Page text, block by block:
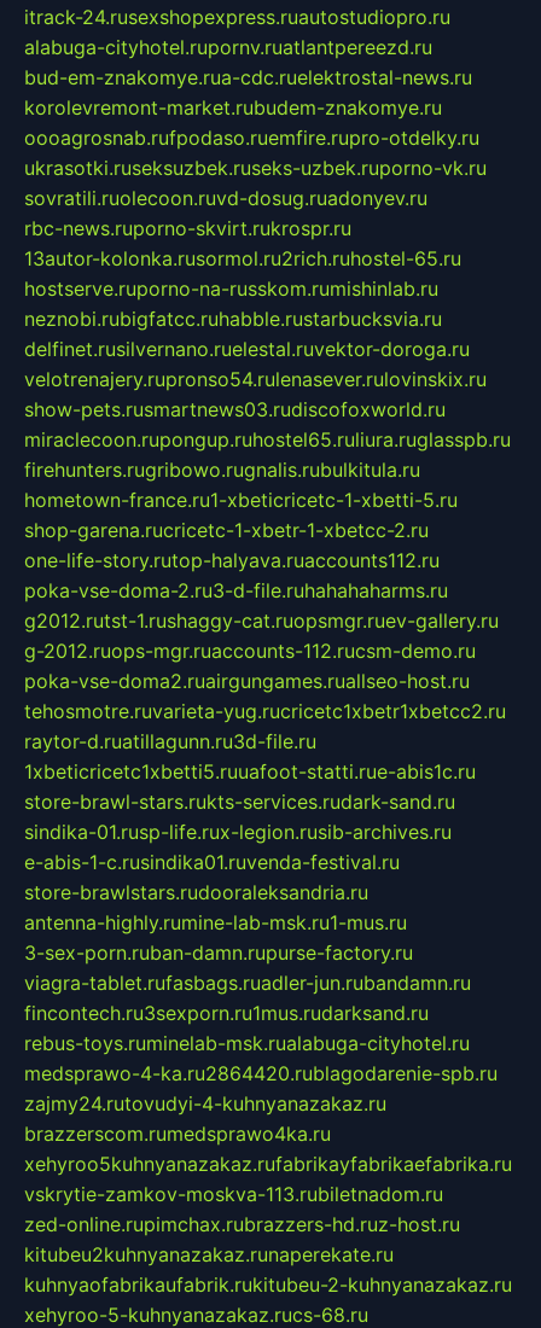
itrack-24.rusexshopexpress.ruautostudiopro.ru
alabuga-cityhotel.rupornv.ruatlantpereezd.ru
bud-em-znakomye.rua-cdc.ruelektrostal-news.ru
korolevremont-market.rubudem-znakomye.ru
oooagrosnab.rufpodaso.ruemfire.rupro-otdelky.ru
ukrasotki.ruseksuzbek.ruseks-uzbek.ruporno-vk.ru
sovratili.ruolecoon.ruvd-dosug.ruadonyev.ru
rbc-news.ruporno-skvirt.rukrospr.ru
13autor-kolonka.rusormol.ru2rich.ruhostel-65.ru
hostserve.ruporno-na-russkom.rumishinlab.ru
neznobi.rubigfatcc.ruhabble.rustarbucksvia.ru
delfinet.rusilvernano.ruelestal.ruvektor-doroga.ru
velotrenajery.rupronso54.rulenasever.rulovinskix.ru
show-pets.rusmartnews03.rudiscofoxworld.ru
miraclecoon.rupongup.ruhostel65.ruliura.ruglasspb.ru
firehunters.rugribowo.rugnalis.rubulkitula.ru
hometown-france.ru1-xbeticricetc-1-xbetti-5.ru
shop-garena.rucricetc-1-xbetr-1-xbetcc-2.ru
one-life-story.rutop-halyava.ruaccounts112.ru
poka-vse-doma-2.ru3-d-file.ruhahahaharms.ru
g2012.rutst-1.rushaggy-cat.ruopsmgr.ruev-gallery.ru
g-2012.ruops-mgr.ruaccounts-112.rucsm-demo.ru
poka-vse-doma2.ruairgungames.ruallseo-host.ru
tehosmotre.ruvarieta-yug.rucricetc1xbetr1xbetcc2.ru
raytor-d.ruatillagunn.ru3d-file.ru
1xbeticricetc1xbetti5.ruuafoot-statti.rue-abis1c.ru
store-brawl-stars.rukts-services.rudark-sand.ru
sindika-01.rusp-life.rux-legion.rusib-archives.ru
e-abis-1-c.rusindika01.ruvenda-festival.ru
store-brawlstars.rudooraleksandria.ru
antenna-highly.rumine-lab-msk.ru1-mus.ru
3-sex-porn.ruban-damn.rupurse-factory.ru
viagra-tablet.rufasbags.ruadler-jun.rubandamn.ru
fincontech.ru3sexporn.ru1mus.rudarksand.ru
rebus-toys.ruminelab-msk.rualabuga-cityhotel.ru
medsprawo-4-ka.ru2864420.rublagodarenie-spb.ru
zajmy24.rutovudyi-4-kuhnyanazakaz.ru
brazzerscom.rumedsprawo4ka.ru
xehyroo5kuhnyanazakaz.rufabrikayfabrikaefabrika.ru
vskrytie-zamkov-moskva-113.rubiletnadom.ru
zed-online.rupimchax.rubrazzers-hd.ruz-host.ru
kitubeu2kuhnyanazakaz.runaperekate.ru
kuhnyaofabrikaufabrik.rukitubeu-2-kuhnyanazakaz.ru
xehyroo-5-kuhnyanazakaz.rucs-68.ru